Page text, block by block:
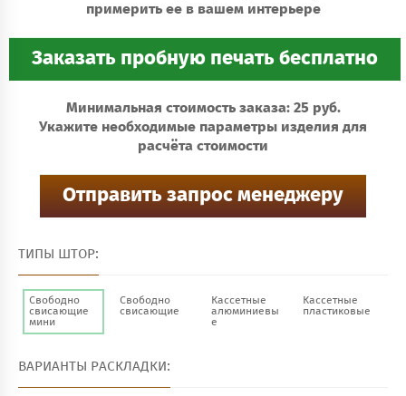
примерить ее в вашем интерьере
Минимальная стоимость заказа: 25 руб.
Укажите необходимые параметры изделия для
расчёта стоимости
ТИПЫ ШТОР:
Свободно
свисающие
мини
Свободно
свисающие
Кассетные
алюминиевы
е
Кассетные
пластиковые
ВАРИАНТЫ РАСКЛАДКИ: